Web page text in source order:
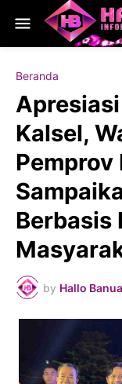
Beranda
Kalsel,
Pemprov
Berbasis
by Hallo Banua